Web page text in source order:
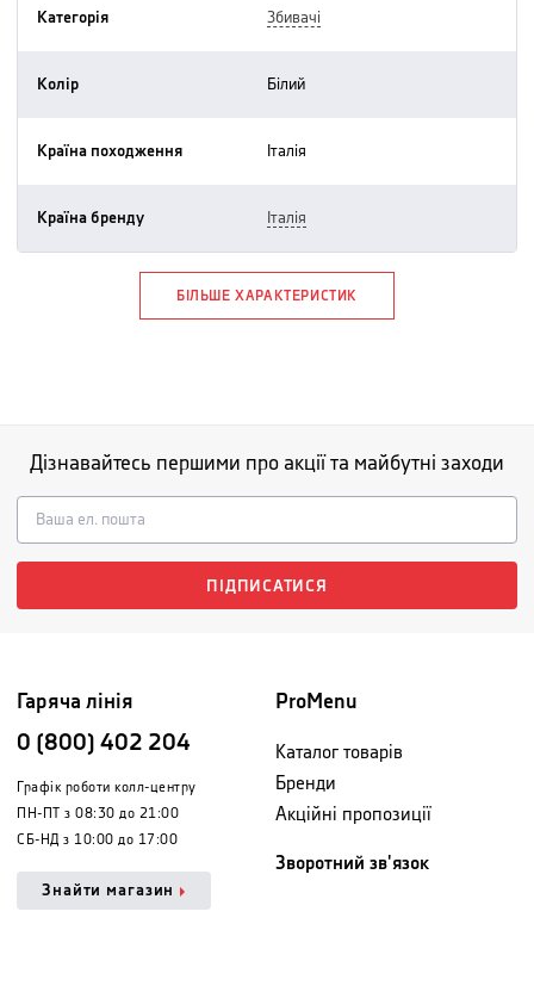
Категорія збивачі
Колір білий
Країна походження італія
Країна бренду італія
БІЛЬШЕ ХАРАКТЕРИСТИК
Дізнавайтесь першими про акції та майбутні заходи
ПІДПИСАТИСЯ
Гаряча лінія
0 (800) 402 204
Графік роботи колл-центру
ПН-ПТ з 08:30 до 21:00
СБ-НД з 10:00 до 17:00
Знайти магазин
ProMenu
Каталог товарів
Бренди
Акційні пропозиції
Зворотний зв'язок